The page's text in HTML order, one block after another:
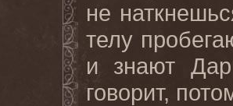
не
телу
и знают
говорит,